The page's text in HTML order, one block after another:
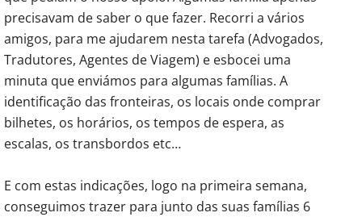
precisavam de saber o que fazer. Recorri a vários
amigos, para me ajudarem nesta tarefa (Advogados,
Tradutores, Agentes de Viagem) e esbocei uma
minuta que enviámos para algumas famílias. A
identificação das fronteiras, os locais onde comprar
bilhetes, os horários, os tempos de espera, as
escalas, os transbordos etc…
E com estas indicações, logo na primeira semana,
conseguimos trazer para junto das suas famílias 6